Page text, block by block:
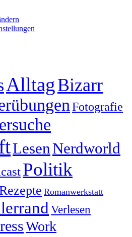
AlltagBizarr
Fotografie
Lesen Nerdworld
Politik
Romanwerkstatt
Verlesen
Work